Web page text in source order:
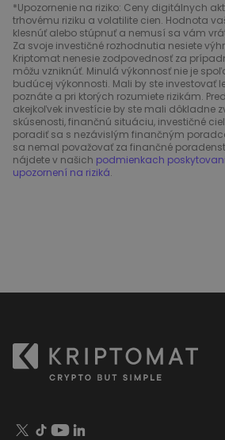
*Upozornenie na riziko: Ceny digitálnych
trhovému riziku a volatilite cien. Hodnota
klesnúť alebo stúpnuť a nemusí sa vám
Za svoje investičné rozhodnutia nesiete
Kriptomat nenesie zodpovednosť za
môžu vzniknúť. Minulá výkonnosť nie je
budúcej výkonnosti. Mali by ste investovať
poznáte a pri ktorých rozumiete rizikám.
akejkoľvek investície by ste mali dôkladne
skúsenosti, finančnú situáciu, investičné
poradiť sa s nezávislým finančným
sa nemal považovať za finančné
nájdete v našich podmienkach
upozornení na riziká.